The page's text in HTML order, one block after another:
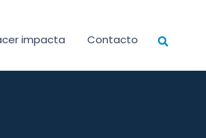
impacta Contacto